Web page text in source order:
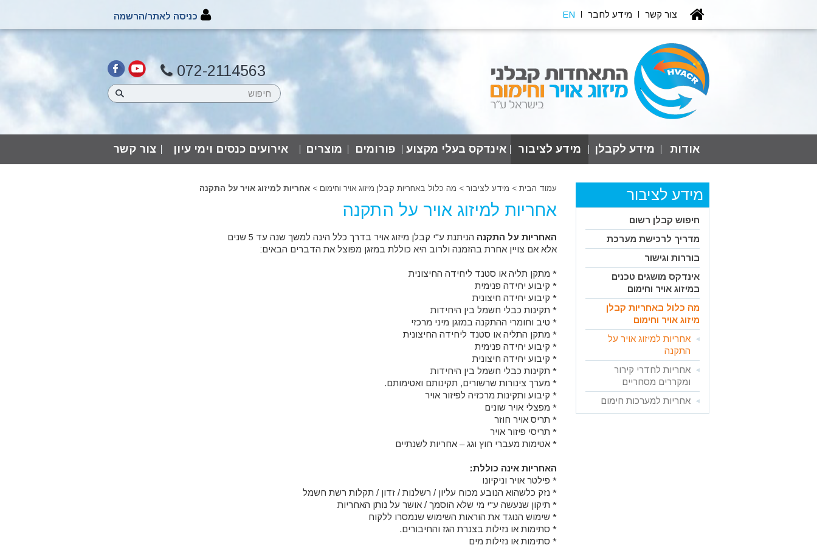
צור קשר מידע לחבר EN כניסה לאתר/הרשמה
072-2114563
אודות מידע לקבלן מידע לציבור אינדקס בעלי מקצוע פורומים מוצרים אירועים כנסים וימי עיון צור קשר
עמוד הבית > מידע לציבור > מה כלול באחריות קבלן מיזוג אויר וחימום >אחריות למיזוג אויר על התקנה
אחריות למיזוג אויר על התקנה
האחריות על התקנה הניתנת ע"י קבלן מיזוג אויר בדרך כלל הינה למשך שנה עד 5 שנים
אלא אם צויין אחרת בהזמנה ולרוב היא כוללת במזגן מפוצל את הדברים הבאים:
* מתקן תליה או סטנד ליחידה החיצונית
* קיבוע יחידה פנימית
* קיבוע יחידה חיצונית
* תקינות כבלי חשמל בין היחידות
* טיב וחומרי ההתקנה במזגן מיני מרכזי
* מתקן התליה או סטנד ליחידה החיצונית
* קיבוע יחידה פנימית
* קיבוע יחידה חיצונית
* תקינות כבלי חשמל בין היחידות
* מערך צינורות שרשורים, תקינותם ואטימותם.
* קיבוע ותקינות מרכזיה לפיזור אויר
* מפצלי אויר שונים
* תריס אויר חוזר
* תריסי פיזור אויר
* אטימות מעברי חוץ וגג – אחריות לשנתיים
האחריות אינה כוללת:
* פילטר אויר וניקיונו
* נזק כלשהוא הנובע מכוח עליון / רשלנות / זדון / תקלות רשת חשמל
* תיקון שנעשה ע"י מי שלא הוסמך / אושר על נותן האחריות
* שימוש הנוגד את הוראות השימוש שנמסרו ללקוח
* סתימות או נזילות בצנרת הגז והחיבורים.
* סתימות או נזילות מים
מידע לציבור
חיפוש קבלן רשום
מדריך לרכישת מערכת
בוררות וגישור
אינדקס מושגים טכנים
במיזוג אויר וחימום
מה כלול באחריות קבלן
מיזוג אויר וחימום
אחריות למיזוג אויר על
התקנה
אחריות לחדרי קירור
ומקררים מסחריים
אחריות למערכות חימום